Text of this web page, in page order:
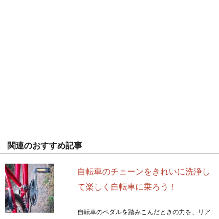
関連のおすすめ記事
自転車のチェーンをきれいに洗浄し
て楽しく自転車に乗ろう！
自転車のペダルを踏みこんだときの力を、リア